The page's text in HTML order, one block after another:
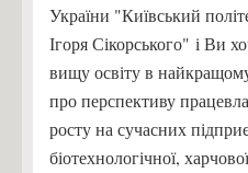
України "Київський
Ігоря Сікорського" і Ви
вищу освіту в
про перспективу
росту на сучасних
біотехнологічної,